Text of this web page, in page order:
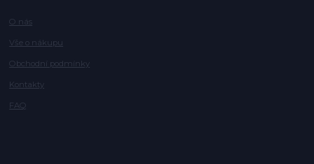
O nás
Vše o nákupu
Obchodní podmínky
Kontakty
FAQ